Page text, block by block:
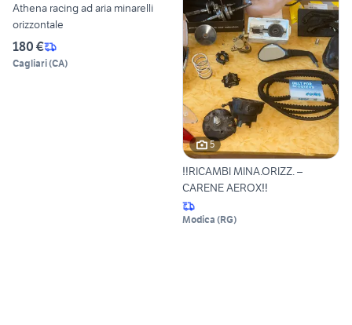
Athena racing ad aria minarelli
orizzontale
180 €
Cagliari(CA)
5
‼️RICAMBI MINA.ORIZZ. –
CARENE AEROX‼️
Modica (RG)